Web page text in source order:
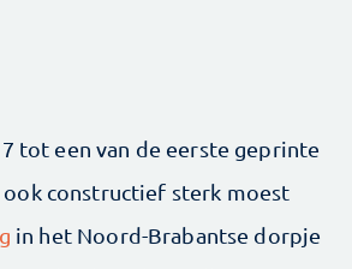
tot een van de eerste geprinte
constructief sterk moest
in het Noord-Brabantse dorpje